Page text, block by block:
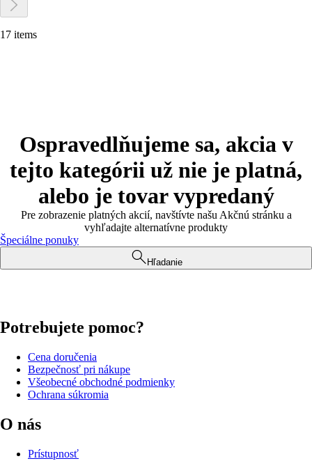
17 items
Ospravedlňujeme sa, akcia v
tejto kategórii už nie je platná,
alebo je tovar vypredaný
Pre zobrazenie platných akcií, navštívte našu Akčnú stránku a
vyhľadajte alternatívne produkty
Špeciálne ponuky
Hľadanie
Potrebujete pomoc?
Cena doručenia
Bezpečnosť pri nákupe
Všeobecné obchodné podmienky
Ochrana súkromia
O nás
Prístupnosť